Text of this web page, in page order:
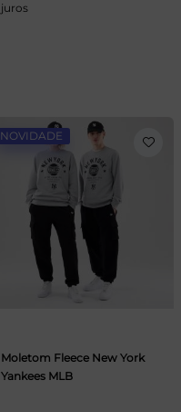
juros
NOVIDADE
Moletom Fleece New York
Yankees MLB